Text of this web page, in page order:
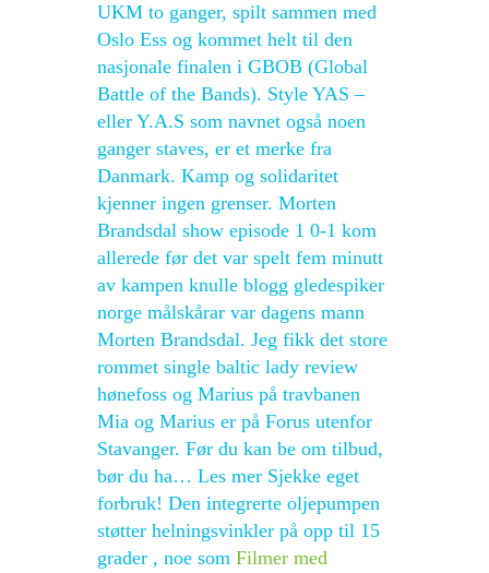
UKM to ganger, spilt sammen med
Oslo Ess og kommet helt til den
nasjonale finalen i GBOB (Global
Battle of the Bands). Style YAS –
eller Y.A.S som navnet også noen
ganger staves, er et merke fra
Danmark. Kamp og solidaritet
kjenner ingen grenser. Morten
Brandsdal show episode 1 0-1 kom
allerede før det var spelt fem minutt
av kampen knulle blogg gledespiker
norge målskårar var dagens mann
Morten Brandsdal. Jeg fikk det store
rommet single baltic lady review
hønefoss og Marius på travbanen
Mia og Marius er på Forus utenfor
Stavanger. Før du kan be om tilbud,
bør du ha… Les mer Sjekke eget
forbruk! Den integrerte oljepumpen
støtter helningsvinkler på opp til 15
grader , noe som Filmer med